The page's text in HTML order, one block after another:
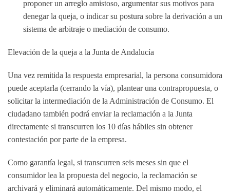
proponer un arreglo amistoso, argumentar sus motivos para
denegar la queja, o indicar su postura sobre la derivación a un
sistema de arbitraje o mediación de consumo.
Elevación de la queja a la Junta de Andalucía
Una vez remitida la respuesta empresarial, la persona consumidora
puede aceptarla (cerrando la vía), plantear una contrapropuesta, o
solicitar la intermediación de la Administración de Consumo. El
ciudadano también podrá enviar la reclamación a la Junta
directamente si transcurren los 10 días hábiles sin obtener
contestación por parte de la empresa.
Como garantía legal, si transcurren seis meses sin que el
consumidor lea la propuesta del negocio, la reclamación se
archivará y eliminará automáticamente. Del mismo modo, el